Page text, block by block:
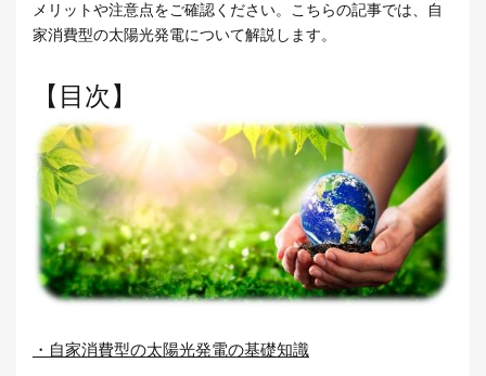
メリットや注意点をご確認ください。こちらの記事では、自
家消費型の太陽光発電について解説します。
【目次】
・自家消費型の太陽光発電の基礎知識